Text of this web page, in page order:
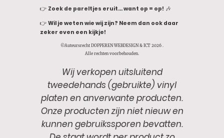
👉 Zoek de pareltjes eruit… want op = op! 🎶
👉 Wil je weten wie wij zijn? Neem dan ook daar
zeker even een kijkje!
©Auteursrecht DOPPEREN WEBDESIGN & ICT 2026 .
Alle rechten voorbehouden.
Wij verkopen uitsluitend
tweedehands (gebruikte) vinyl
platen en anverwante producten.
Onze producten zijn niet nieuw en
kunnen gebruikssporen bevatten.